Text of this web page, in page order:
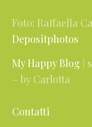
Foto: Raffaella
Depositphotos
My Happy Blog |
– by Carlotta
Contatti